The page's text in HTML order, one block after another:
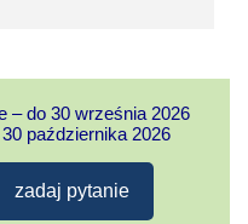
– do 30 września 2026
października 2026
zadaj pytanie